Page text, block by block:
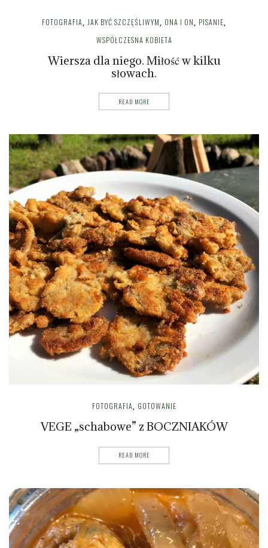
FOTOGRAFIA, JAK BYĆ SZCZĘŚLIWYM, ONA I ON, PISANIE,
WSPÓŁCZESNA KOBIETA
Wiersza dla niego. Miłość w kilku
słowach.
READ MORE
FOTOGRAFIA, GOTOWANIE
VEGE „schabowe” z BOCZNIAKÓW
READ MORE